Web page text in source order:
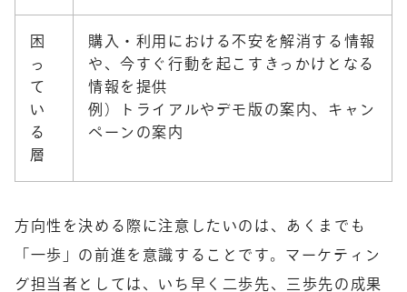
困
っ
て
い
る
層
購入・利用における不安を解消する情報
や、今すぐ行動を起こすきっかけとなる
情報を提供
例）トライアルやデモ版の案内、キャン
ペーンの案内
方向性を決める際に注意したいのは、あくまでも
「一歩」の前進を意識することです。マーケティン
グ担当者としては、いち早く二歩先、三歩先の成果